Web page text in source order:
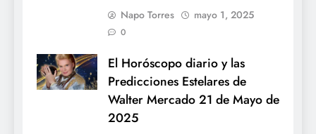
Napo Torres mayo 1, 2025
0
El Horóscopo diario y las
Predicciones Estelares de
Walter Mercado 21 de Mayo de
2025